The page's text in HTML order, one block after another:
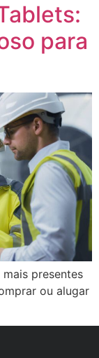
para
presentes
ou alugar